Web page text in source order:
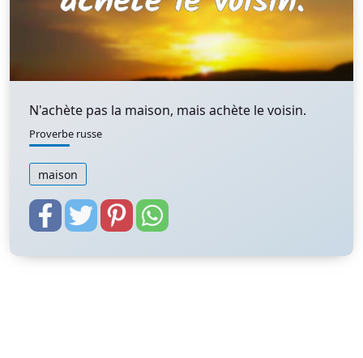
N'achète pas la maison, mais achète le voisin.
Proverbe russe
maison